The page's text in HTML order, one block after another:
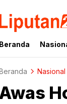
liputan24.net
Beranda
Nasional